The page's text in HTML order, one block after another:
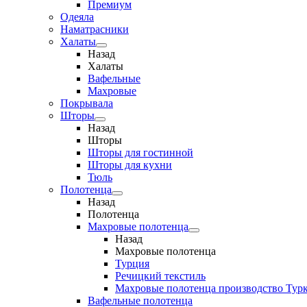
Премиум
Одеяла
Наматрасники
Халаты
Назад
Халаты
Вафельные
Махровые
Покрывала
Шторы
Назад
Шторы
Шторы для гостинной
Шторы для кухни
Тюль
Полотенца
Назад
Полотенца
Махровые полотенца
Назад
Махровые полотенца
Турция
Речицкий текстиль
Махровые полотенца производство
Вафельные полотенца